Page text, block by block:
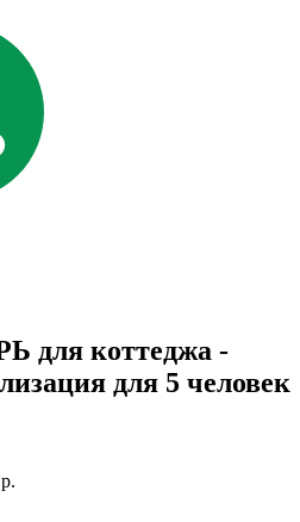
для коттеджа -
для 5 человек
р.